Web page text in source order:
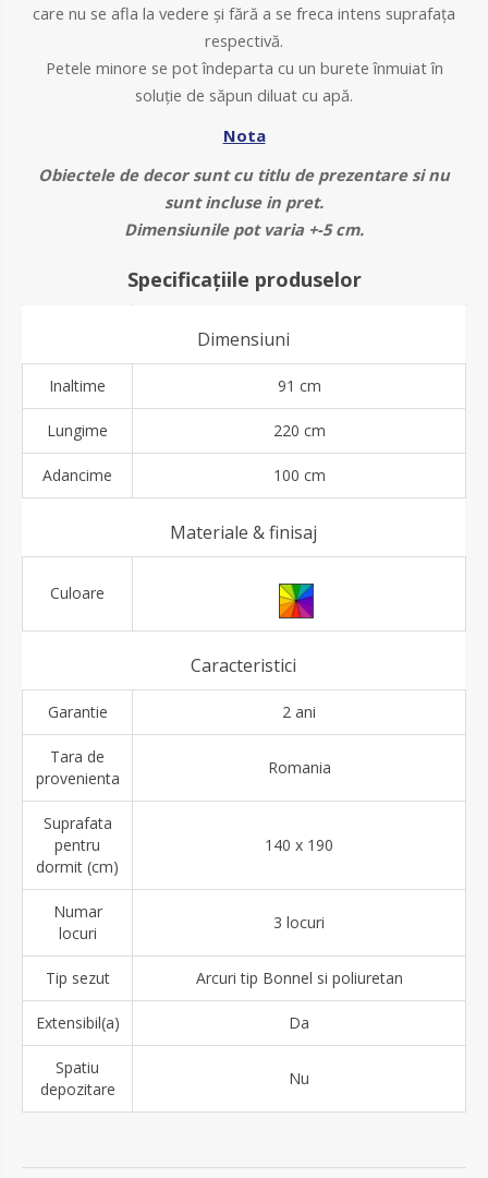
care nu se afla la vedere și fără a se freca intens suprafața
respectivă.
Petele minore se pot îndeparta cu un burete înmuiat în
soluție de săpun diluat cu apă.
Nota
Obiectele de decor sunt cu titlu de prezentare si nu
sunt incluse in pret.
Dimensiunile pot varia +-5 cm.
Specificațiile produselor
Dimensiuni
Inaltime 91 cm
Lungime 220 cm
Adancime 100 cm
Materiale & finisaj
Culoare
Caracteristici
Garantie 2 ani
Tara de
provenienta
Romania
Suprafata
pentru
dormit (cm)
140 x 190
Numar
locuri
3 locuri
Tip sezut Arcuri tip Bonnel si poliuretan
Extensibil(a) Da
Spatiu
depozitare
Nu